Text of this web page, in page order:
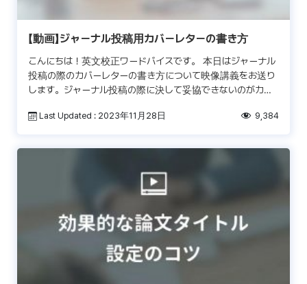
【動画】ジャーナル投稿用カバーレターの書き方
こんにちは！英文校正ワードバイスです。 本日はジャーナル
投稿の際のカバーレターの書き方について映像講義をお送り
します。ジャーナル投稿の際に決して妥協できないのがカバ
で […]
Last Updated : 2023年11月28日 9,384